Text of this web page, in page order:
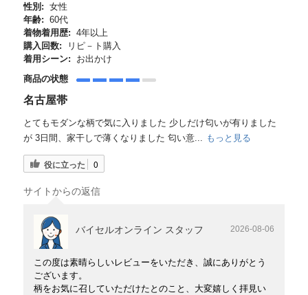
性別: 女性
年齢: 60代
着物着用歴: 4年以上
購入回数:
リピ－ト購入
着用シーン:
お出かけ
商品の状態
名古屋帯
とてもモダンな柄で気に入りました 少しだけ匂いが有りました
が 3日間、家干しで薄くなりました 匂い意... もっと見る
役に立った 0
サイトからの返信
バイセルオンライン スタッフ 2026-08-06
この度は素晴らしいレビューをいただき、誠にありがとう
ございます。
柄をお気に召していただけたとのこと、大変嬉しく拝見い